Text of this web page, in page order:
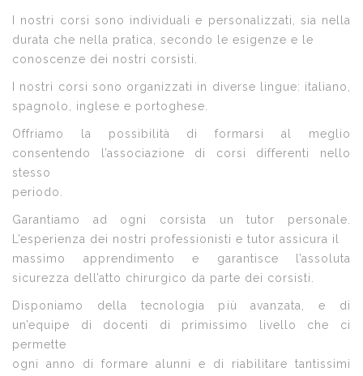
I nostri corsi sono individuali e personalizzati, sia nella
durata che nella pratica, secondo le esigenze e le
conoscenze dei nostri corsisti.
I nostri corsi sono organizzati in diverse lingue: italiano,
spagnolo, inglese e portoghese.
Offriamo la possibilità di formarsi al meglio
consentendo l’associazione di corsi differenti nello
stesso
periodo.
Garantiamo ad ogni corsista un tutor personale.
L’esperienza dei nostri professionisti e tutor assicura il
massimo apprendimento e garantisce l’assoluta
sicurezza dell’atto chirurgico da parte dei corsisti.
Disponiamo della tecnologia più avanzata, e di
un’equipe di docenti di primissimo livello che ci
permette
ogni anno di formare alunni e di riabilitare tantissimi